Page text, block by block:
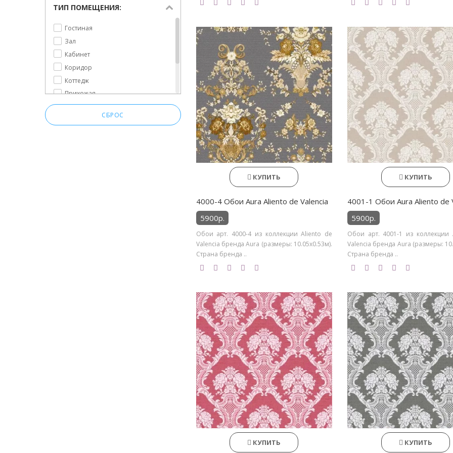
ТИП ПОМЕЩЕНИЯ:
Гостиная
Зал
Кабинет
Коридор
Коттедж
Прихожая
Спальня
СБРОС
КУПИТЬ
4000-4 Обои Aura Aliento de Valencia
5900р.
Обои арт. 4000-4 из коллекции Aliento de
Valencia бренда Aura (размеры: 10.05х0.53м).
Страна бренда ..
КУПИТЬ
4001-1 Обои Aura Aliento de
5900р.
Обои арт. 4001-1 из коллекции
Valencia бренда Aura (размеры:
Страна бренда ..
КУПИТЬ КУПИТЬ